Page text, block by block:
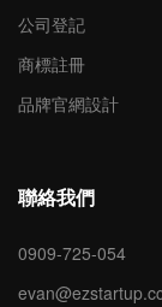
公司登記
商標註冊
品牌官網設計
聯絡我們
0909-725-054